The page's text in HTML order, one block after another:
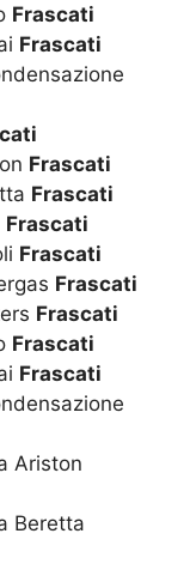
Frascati
Frascati
Frascati
Frascati
Frascati
Frascati
Frascati
Frascati
Frascati
Frascati
Ariston
Beretta